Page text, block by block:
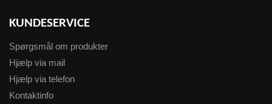
KUNDESERVICE
Spørgsmål om produkter
Hjælp via mail
Hjælp via telefon
Kontaktinfo